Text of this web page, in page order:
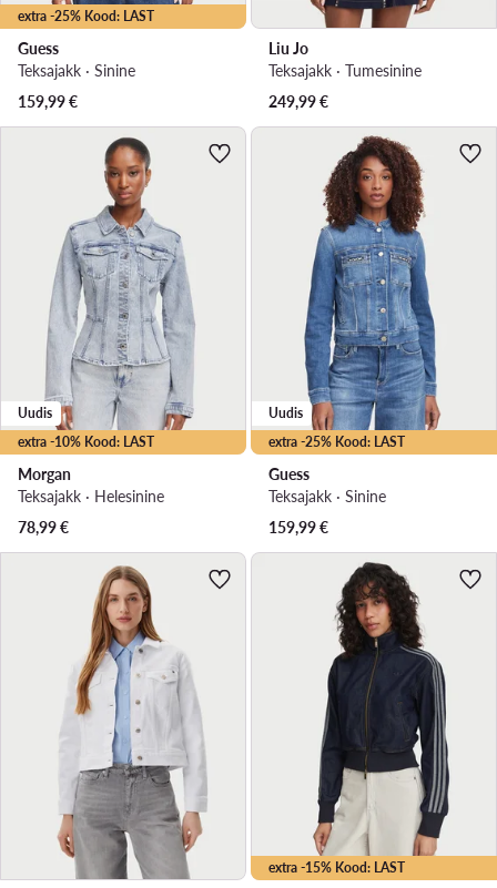
extra -25% Kood: LAST
Guess
Teksajakk · Sinine
159,99€
Liu Jo
Teksajakk · Tumesinine
249,99€
extra -10% Kood: LAST
Uudis
Morgan
Teksajakk · Helesinine
78,99€
extra -25% Kood: LAST
Uudis
Guess
Teksajakk · Sinine
159,99€
extra -15% Kood: LAST